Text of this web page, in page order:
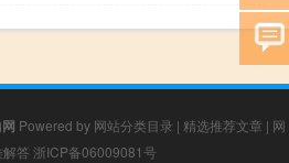
Powered by 网站分类目录 | 精选推荐文章 | 网
解答 浙ICP备06009081号